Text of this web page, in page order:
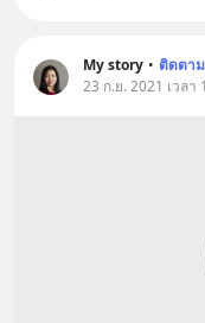
My story • ติดตาม
23 ก.ย. 2021 เวล